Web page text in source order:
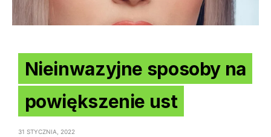
Nieinwazyjne sposoby na
powiększenie ust
31 STYCZNIA, 2022